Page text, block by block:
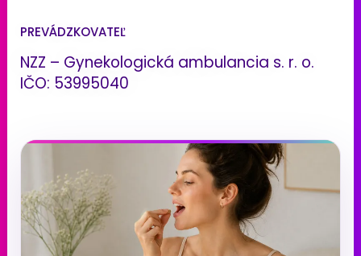
PREVÁDZKOVATEĽ
NZZ – Gynekologická ambulancia s. r. o.
IČO: 53995040